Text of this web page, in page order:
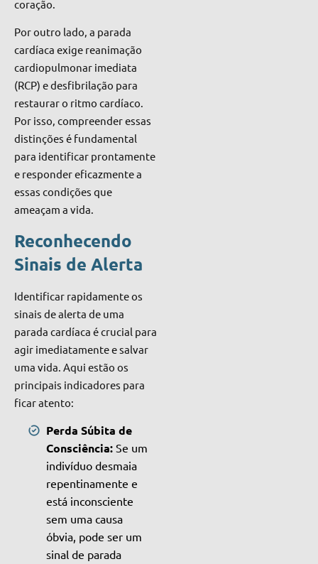
coração.
Por outro lado, a parada
cardíaca exige reanimação
cardiopulmonar imediata
(RCP) e desfibrilação para
restaurar o ritmo cardíaco.
Por isso, compreender essas
distinções é fundamental
para identificar prontamente
e responder eficazmente a
essas condições que
ameaçam a vida.
Reconhecendo
Sinais de Alerta
Identificar rapidamente os
sinais de alerta de uma
parada cardíaca é crucial para
agir imediatamente e salvar
uma vida. Aqui estão os
principais indicadores para
ficar atento:
Perda Súbita de
Consciência: Se um
indivíduo desmaia
repentinamente e
está inconsciente
sem uma causa
óbvia, pode ser um
sinal de parada